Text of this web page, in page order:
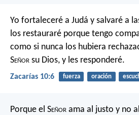
Yo fortaleceré a Judá y salvaré a
los restauraré porque tengo
como si nunca los hubiera
Señor su Dios, y les responderé.
Zacarías 10:6 fuerza oración
Porque el Señor ama al justo y no